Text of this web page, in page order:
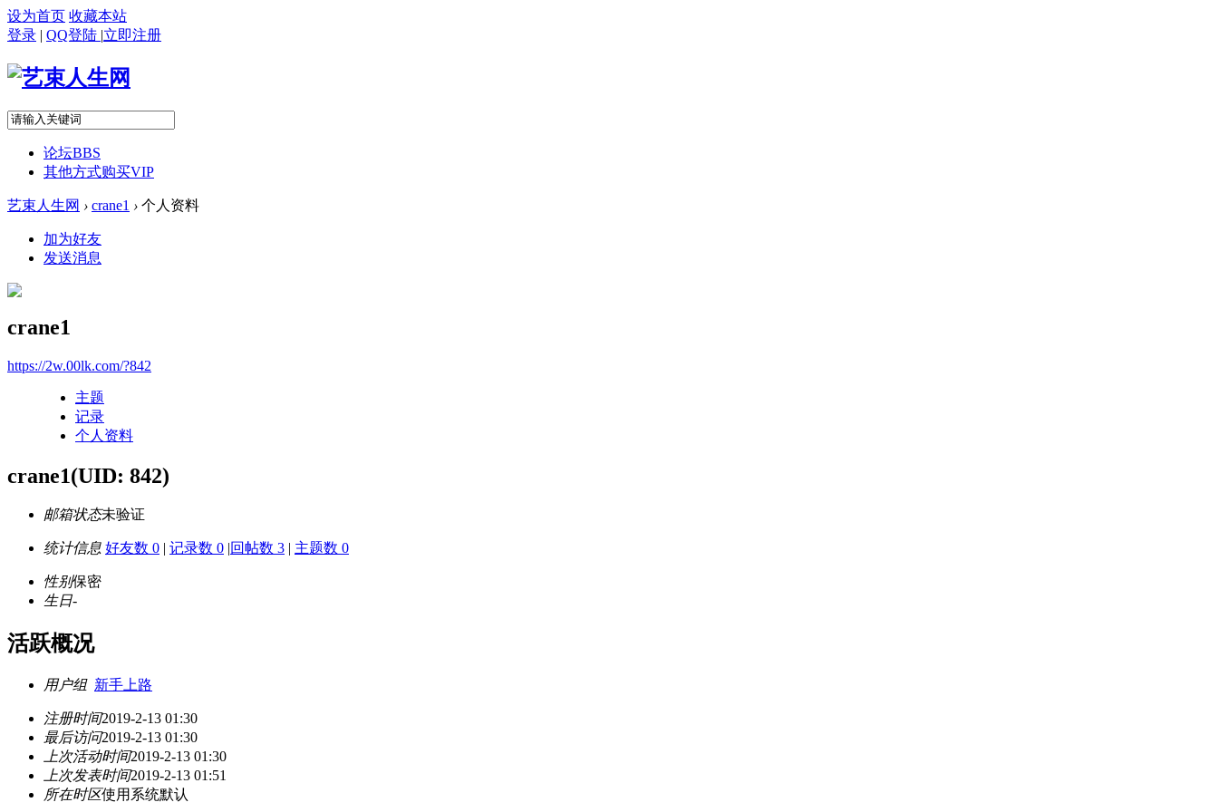
设为首页 收藏本站
登录 | QQ登陆 |立即注册
论坛BBS
其他方式购买VIP
艺束人生网 › crane1 › 个人资料
加为好友
发送消息
crane1
https://2w.00lk.com/?842
主题
记录
个人资料
crane1(UID: 842)
邮箱状态未验证
统计信息 好友数 0 | 记录数 0 |回帖数 3 | 主题数 0
性别保密
生日-
活跃概况
用户组 新手上路
注册时间2019-2-13 01:30
最后访问2019-2-13 01:30
上次活动时间2019-2-13 01:30
上次发表时间2019-2-13 01:51
所在时区使用系统默认